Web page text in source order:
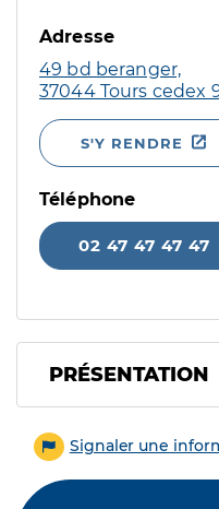
Adresse
49 bd beranger,
37044 Tours cedex
S'Y RENDRE
Téléphone
02 47 47 47 47
PRÉSENTATION
Signaler une